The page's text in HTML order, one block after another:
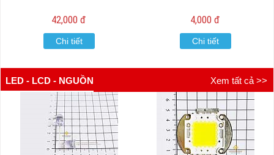
42,000 đ
Chi tiết
4,000 đ
Chi tiết
LED - LCD - NGUỒN Xem tất cả >>